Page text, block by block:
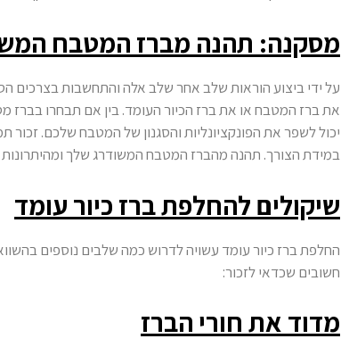
מסקנה: תהנה מברז המטבח
על ידי ביצוע הוראות שלב אחר שלב אלה והתחשבות בצרכים
את ברז המטבח או את ברז הכיור העומד. בין אם תבחרו בברז
יכול לשפר את הפונקציונליות והסגנון של המטבח שלכם.
במידת הצורך. תהנה מהברז המטבח המשודרג שלך ומהיתרונות
שיקולים להחלפת ברז כיור עומד
החלפת ברז כיור עומד עשויה לדרוש כמה שלבים נוספים
חשובים שכדאי לזכור:
מדוד את חורי הברז